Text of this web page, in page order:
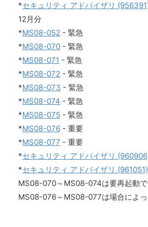
*セキュリティ アドバイザリ
12月分
*MS08-052 - 緊急
*MS08-070 - 緊急
*MS08-071 - 緊急
*MS08-072 - 緊急
*MS08-073 - 緊急
*MS08-074 - 緊急
*MS08-075 - 緊急
*MS08-076 - 重要
*MS08-077 - 重要
*セキュリティ アドバイザリ
*セキュリティ アドバイザリ (961051)
MS08-070～MS08-074は要再起動で
MS08-076～MS08-077は場合によっ